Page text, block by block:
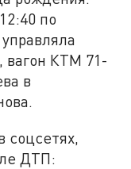
по
вагон КТМ 71-
в
соцсетях,
ДТП: